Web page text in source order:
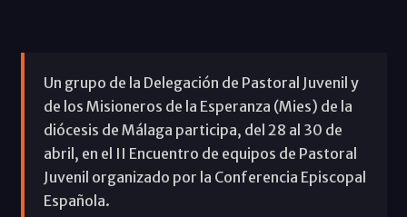
Un grupo de la Delegación de Pastoral Juvenil y
de los Misioneros de la Esperanza (Mies) de la
diócesis de Málaga participa, del 28 al 30 de
abril, en el II Encuentro de equipos de Pastoral
Juvenil organizado por la Conferencia Episcopal
Española.